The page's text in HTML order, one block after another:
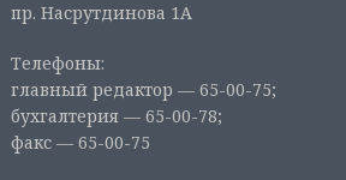
пр. Насрутдинова 1А
Телефоны:
главный редактор — 65-00-75;
бухгалтерия — 65-00-78;
факс — 65-00-75